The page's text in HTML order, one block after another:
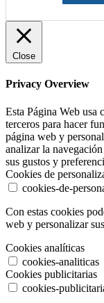
Close
Privacy Overview
Esta Página Web usa
terceros para hacer
página web y
analizar la
sus gustos y
Cookies de
cookies-de-
Con estas cookies
web y personalizar
Cookies analíticas
cookies-analiticas
Cookies publicitarias
cookies-